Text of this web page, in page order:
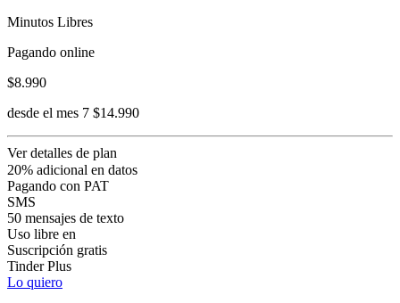
Minutos Libres
Pagando online
$8.990
desde el mes 7 $14.990
Ver detalles de plan
20% adicional en datos
Pagando con PAT
SMS
50 mensajes de texto
Uso libre en
Suscripción gratis
Tinder Plus
Lo quiero